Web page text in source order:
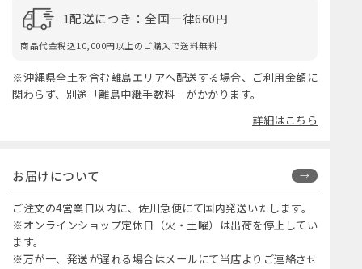
1配送につき：全国一律660円
商品代金税込10,000円以上のご購入で送料無料
※沖縄県全土を含む離島エリアへ配送する場合、ご利用金額に
関わらず、別途「離島中継手数料」がかかります。
詳細はこちら
お届けについて
ご注文の4営業日以内に、佐川急便にて国内発送いたします。
※オンラインショップ定休日（火・土曜）は出荷を停止してい
ます。
※万が一、発送が遅れる場合はメールにて当店よりご連絡させ